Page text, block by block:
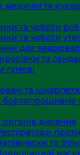
медичні та
та чоботи
та чоботи
для
та
гумові
та
органів дихання
та